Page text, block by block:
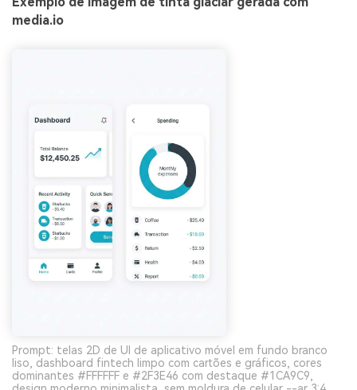
media.io
Prompt: telas 2D de UI de aplicativo móvel em fundo branco
liso, dashboard fintech limpo com cartões e gráficos, cores
dominantes #FFFFFF e #2F3E46 com destaque #1CA9C9,